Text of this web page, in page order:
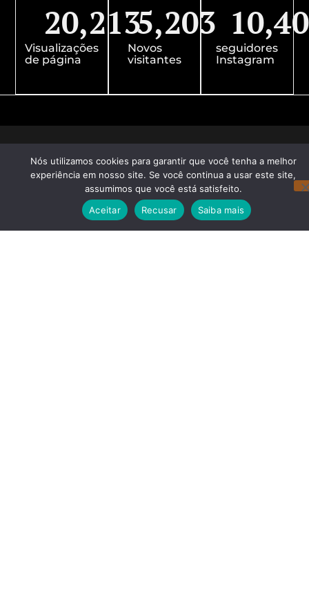
Visualizações
de página
20,213
Novos
visitantes
5,203
seguidores
Instagram
Nós utilizamos cookies para garantir que você tenha a melhor
experiência em nosso site. Se você continua a usar este site,
assumimos que você está satisfeito.
Aceitar
Recusar Saiba mais